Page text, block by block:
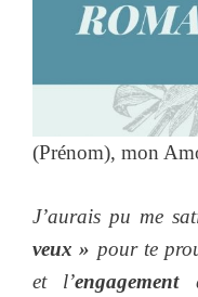
(Prénom), mon
J’aurais pu me
veux » pour te
et l’engagement